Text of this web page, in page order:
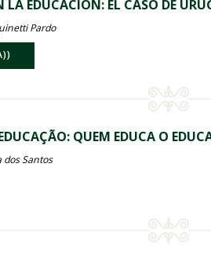
EDUCACIÓN: EL CASO DE
Pardo
QUEM EDUCA O
dos Santos